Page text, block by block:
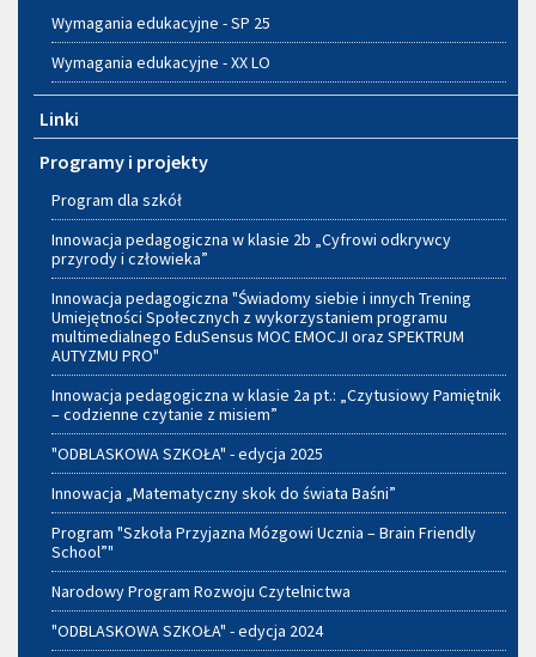
Wymagania edukacyjne - SP 25
Wymagania edukacyjne - XX LO
Linki
Programy i projekty
Program dla szkół
Innowacja pedagogiczna w klasie 2b „Cyfrowi odkrywcy
przyrody i człowieka”
Innowacja pedagogiczna "Świadomy siebie i innych Trening
Umiejętności Społecznych z wykorzystaniem programu
multimedialnego EduSensus MOC EMOCJI oraz SPEKTRUM
AUTYZMU PRO"
Innowacja pedagogiczna w klasie 2a pt.: „Czytusiowy Pamiętnik
– codzienne czytanie z misiem”
"ODBLASKOWA SZKOŁA" - edycja 2025
Innowacja „Matematyczny skok do świata Baśni”
Program "Szkoła Przyjazna Mózgowi Ucznia – Brain Friendly
School”"
Narodowy Program Rozwoju Czytelnictwa
"ODBLASKOWA SZKOŁA" - edycja 2024